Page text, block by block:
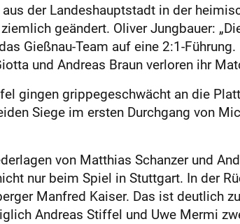
der Landeshauptstadt in der
geändert. Oliver Jungbauer:
Gießnau-Team auf eine 2:1-
und Andreas Braun verloren ihr
gingen grippegeschwächt an die
Siege im ersten Durchgang von
von Matthias Schanzer und
nur beim Spiel in Stuttgart. In der
Manfred Kaiser. Das ist deutlich
Andreas Stiffel und Uwe Mermi